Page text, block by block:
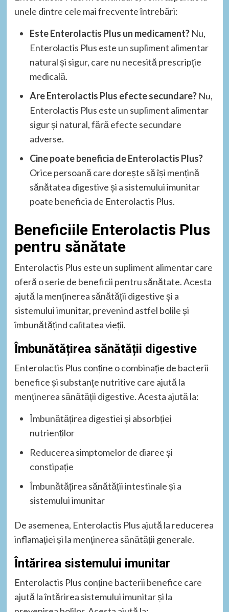
unele dintre cele mai frecvente întrebări:
Este Enterolactis Plus un medicament?Nu,
Enterolactis Plus este un supliment alimentar
natural și sigur, care nu necesită prescripție
medicală.
Are Enterolactis Plus efecte secundare?Nu,
Enterolactis Plus este un supliment alimentar
sigur și natural, fără efecte secundare
adverse.
Cine poate beneficia de Enterolactis Plus?
Orice persoană care dorește să își mențină
sănătatea digestive și a sistemului imunitar
poate beneficia de Enterolactis Plus.
Beneficiile Enterolactis Plus
pentru sănătate
Enterolactis Plus este un supliment alimentar care
oferă o serie de beneficii pentru sănătate. Acesta
ajută la menținerea sănătății digestive și a
sistemului imunitar, prevenind astfel bolile și
îmbunătățind calitatea vieții.
Îmbunătățirea sănătății digestive
Enterolactis Plus conține o combinație de bacterii
benefice și substanțe nutritive care ajută la
menținerea sănătății digestive. Acesta ajută la:
Îmbunătățirea digestiei și absorbției
nutrienților
Reducerea simptomelor de diaree și
constipație
Îmbunătățirea sănătății intestinale și a
sistemului imunitar
De asemenea, Enterolactis Plus ajută la reducerea
inflamației și la menținerea sănătății generale.
Întărirea sistemului imunitar
Enterolactis Plus conține bacterii benefice care
ajută la întărirea sistemului imunitar și la